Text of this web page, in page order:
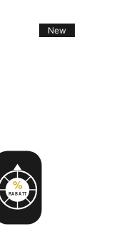
%
RABATT
New